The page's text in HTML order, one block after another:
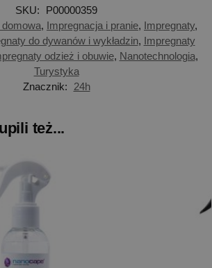
SKU:
P00000359
, Impregnacja i pranie, Impregnaty,
do dywanów i wykładzin, Impregnaty
odzież i obuwie, Nanotechnologia,
Turystyka
Znacznik:
24h
też...